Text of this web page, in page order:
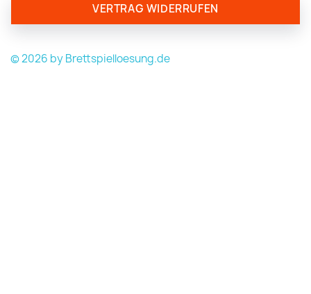
VERTRAG WIDERRUFEN
© 2026 by Brettspielloesung.de